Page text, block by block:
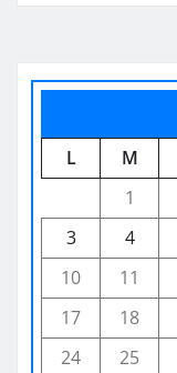
L
M
1
3
4
10
11
17
18
24
25